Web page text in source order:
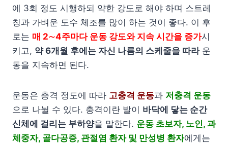
에 3회 정도 시행하되 약한 강도로 해야 하며 스트레
칭과 가벼운 도수 체조를 많이 하는 것이 좋다. 이 후
로는 매 2∼4주마다 운동 강도와 지속 시간을 증가시
키고, 약 6개월 후에는 자신 나름의 스케줄을 따라운
동을 지속하면 된다.
운동은 충격 정도에 따라 고충격 운동과 저충격 운동
으로 나뉠 수 있다. 충격이란 발이 바닥에 닿는 순간
신체에 걸리는 부하양을 말한다. 운동 초보자, 노인, 과
체중자, 골다공증, 관절염 환자 및 만성병 환자에게는